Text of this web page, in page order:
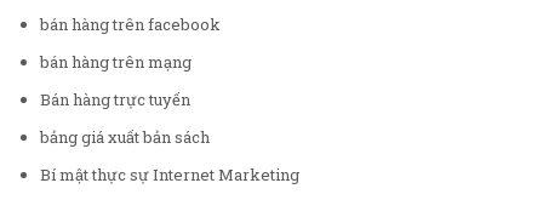
bán hàng trên facebook
bán hàng trên mạng
Bán hàng trực tuyến
bảng giá xuất bản sách
Bí mật thực sự Internet Marketing